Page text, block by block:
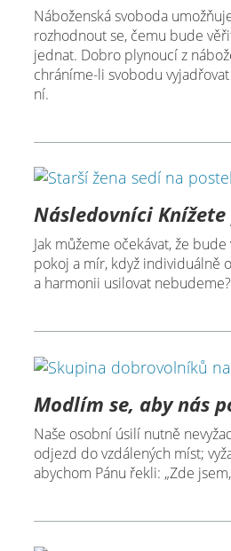
Náboženská svoboda
rozhodnout se, čemu bude
jednat. Dobro plynoucí z
chráníme-li svobodu
ní.
Následovníci
Jak můžeme očekávat, že
pokoj a mír, když individuálně
a harmonii usilovat nebudeme?
Modlím se, aby nás
Naše osobní úsilí nutně
odjezd do vzdálených míst;
abychom Pánu řekli: „Zde